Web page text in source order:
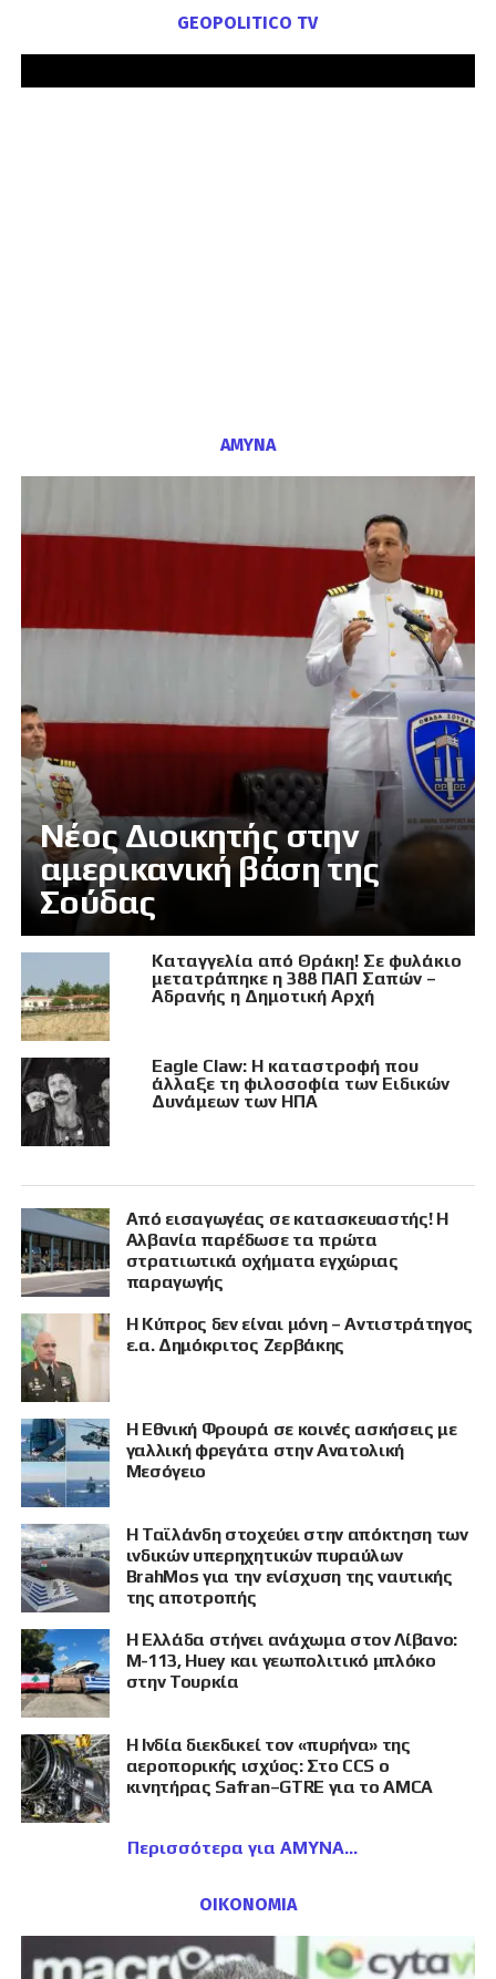
GEOPOLITICO TV
ΑΜΥΝΑ
Νέος Διοικητής στην
αμερικανική βάση της
Σούδας
Καταγγελία από Θράκη! Σε φυλάκιο
μετατράπηκε η 388 ΠΑΠ Σαπών –
Αδρανής η Δημοτική Αρχή
Eagle Claw: Η καταστροφή που
άλλαξε τη φιλοσοφία των Ειδικών
Δυνάμεων των ΗΠΑ
Από εισαγωγέας σε κατασκευαστής! Η
Αλβανία παρέδωσε τα πρώτα
στρατιωτικά οχήματα εγχώριας
παραγωγής
Η Κύπρος δεν είναι μόνη – Αντιστράτηγος
ε.α. Δημόκριτος Ζερβάκης
Η Εθνική Φρουρά σε κοινές ασκήσεις με
γαλλική φρεγάτα στην Ανατολική
Μεσόγειο
Η Ταϊλάνδη στοχεύει στην απόκτηση των
ινδικών υπερηχητικών πυραύλων
BrahMos για την ενίσχυση της ναυτικής
της αποτροπής
Η Ελλάδα στήνει ανάχωμα στον Λίβανο:
M-113, Huey και γεωπολιτικό μπλόκο
στην Τουρκία
Η Ινδία διεκδικεί τον «πυρήνα» της
αεροπορικής ισχύος: Στο CCS ο
κινητήρας Safran–GTRE για το AMCA
Περισσότερα για ΑΜΥΝΑ
ΟΙΚΟΝΟΜΙΑ